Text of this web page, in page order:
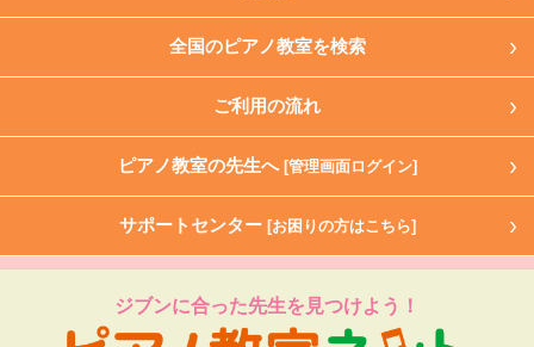
全国のピアノ教室を検索
ご利用の流れ
ピアノ教室の先生へ [管理画面ログイン]
サポートセンター [お困りの方はこちら]
ジブンに合った先生を見つけよう！